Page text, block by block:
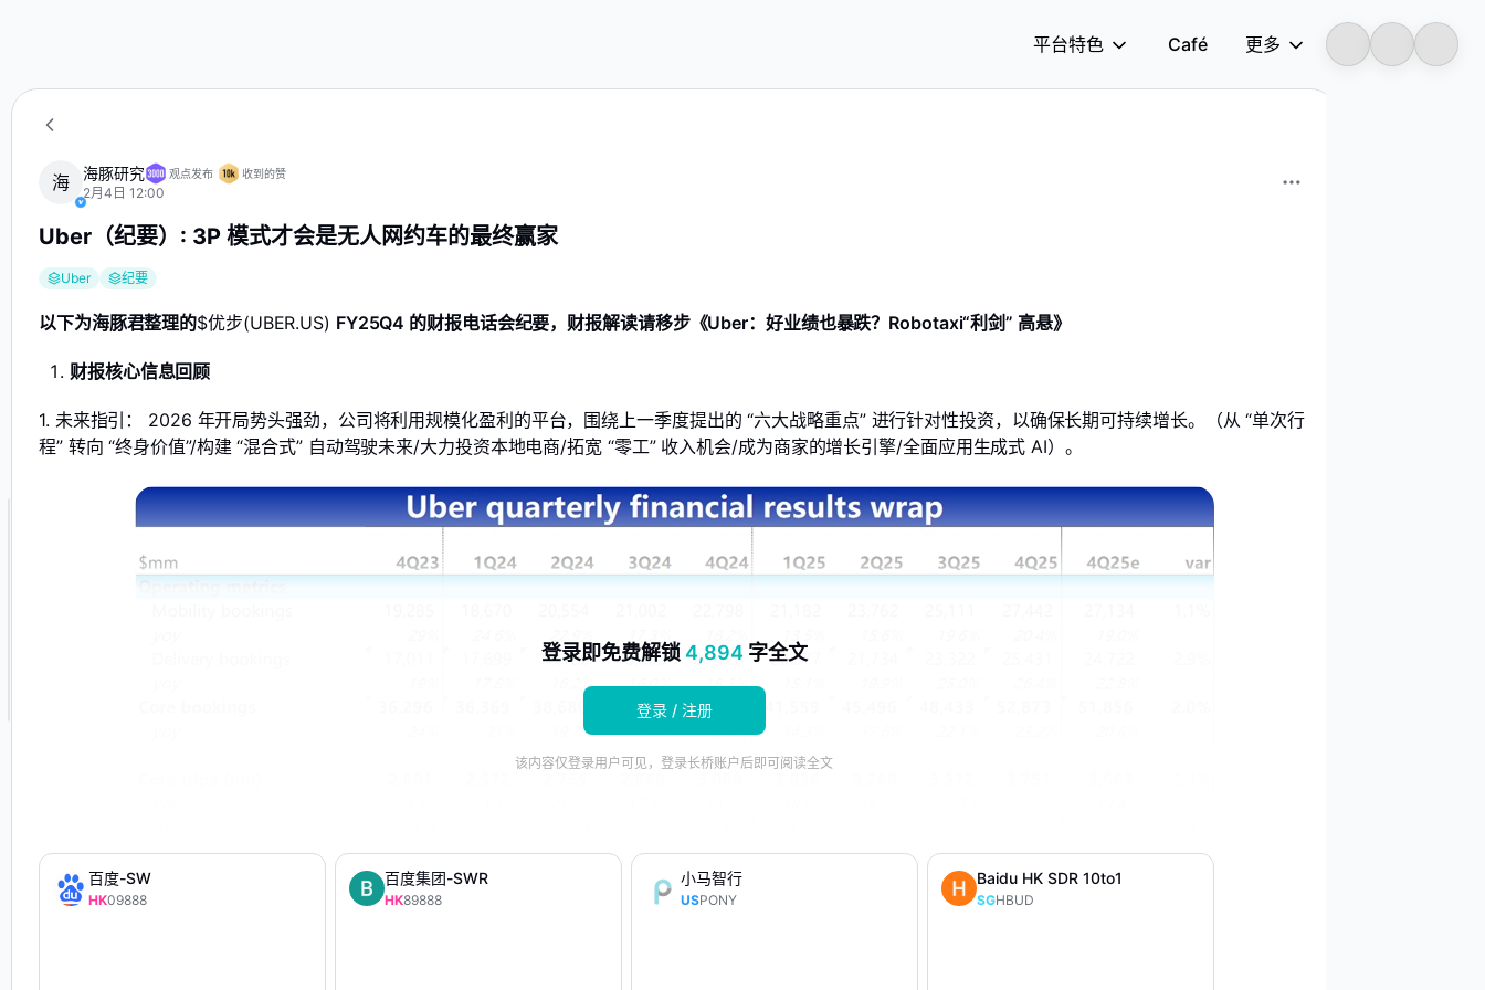
平台特色 Café 更多
海
海豚研究 观点发布 收到的赞
2月4日 12:00
Uber（纪要）: 3P 模式才会是无人网约车的最终赢家
Uber 纪要
以下为海豚君整理的$优步(UBER.US) FY25Q4 的财报电话会纪要，财报解读请移步《Uber：好业绩也暴跌？Robotaxi“利剑” 高悬》
财报核心信息回顾
1. 未来指引： 2026 年开局势头强劲，公司将利用规模化盈利的平台，围绕上一季度提出的 “六大战略重点” 进行针对性投资，以确保长期可持续增长。（从 “单次行
程” 转向 “终身价值”/构建 “混合式” 自动驾驶未来/大力投资本地电商/拓宽 “零工” 收入机会/成为商家的增长引擎/全面应用生成式 AI）。
登录即免费解锁 4,894 字全文
登录 / 注册
该内容仅登录用户可见，登录长桥账户后即可阅读全文
百度-SW
HK09888
百度集团-SWR
HK89888
小马智行
USPONY
Baidu HK SDR 10to1
SGHBUD